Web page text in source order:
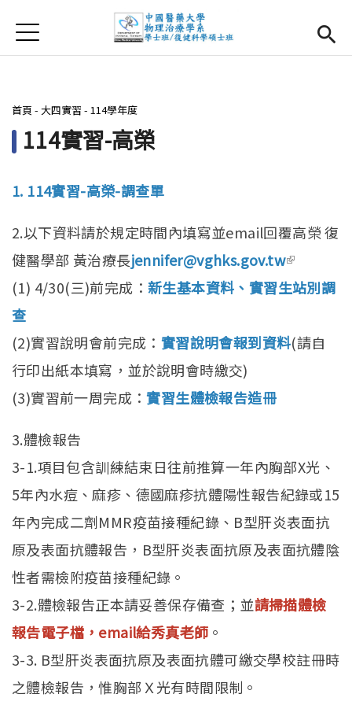
首頁
首頁
系所簡介
Open
大四實習
相關辦法
活動集錦
招生訊息 (link is external)
Open
高中生專區
系友回娘家
檔案下載
English
Jump to Navigation
Jump to Main content
您在這裡
首頁 - 大四實習 - 114學年度
114實習-高榮
1. 114實習-高榮-調查單
2.以下資料請於規定時間內填寫並email回覆高榮 復
健醫學部 黃治療長jennifer@vghks.gov.tw(link is
external)
(1) 4/30(三)前完成： 新生基本資料 、 實習生站別調
查
(2)實習說明會前完成： 實習說明會報到資料(請自
行印出紙本填寫，並於說明會時繳交)
(3)實習前一周完成：實習生體檢報告造冊
3.體檢報告
3-1.項目包含訓練結束日往前推算一年內胸部X光、
5年內水痘、麻疹、德國麻疹抗體陽性報告紀錄或15
年內完成二劑MMR疫苗接種紀錄、B型肝炎表面抗
原及表面抗體報告，B型肝炎表面抗原及表面抗體陰
性者需檢附疫苗接種紀錄。
3-2.體檢報告正本請妥善保存備查；並請掃描體檢
報告電子檔，email給秀真老師 。
3-3. B型肝炎表面抗原及表面抗體可繳交學校註冊時
之體檢報告，惟胸部Ｘ光有時間限制。